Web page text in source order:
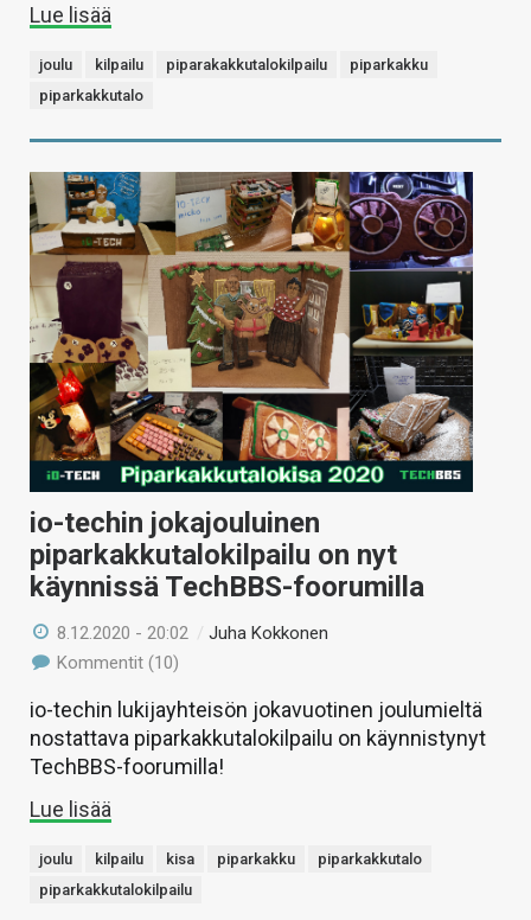
Lue lisää
joulu kilpailu piparakakkutalokilpailu
piparkakku
piparkakkutalo
io-techin jokajouluinen
piparkakkutalokilpailu on nyt
käynnissä TechBBS-foorumilla
8.12.2020 - 20:02 /Juha Kokkonen
Kommentit (10)
io-techin lukijayhteisön jokavuotinen joulumieltä
nostattava piparkakkutalokilpailu on käynnistynyt
TechBBS-foorumilla!
Lue lisää
joulu kilpailu kisa piparkakku
piparkakkutalo
piparkakkutalokilpailu